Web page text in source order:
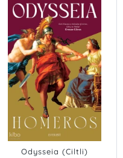
Odysseia (Ciltli)